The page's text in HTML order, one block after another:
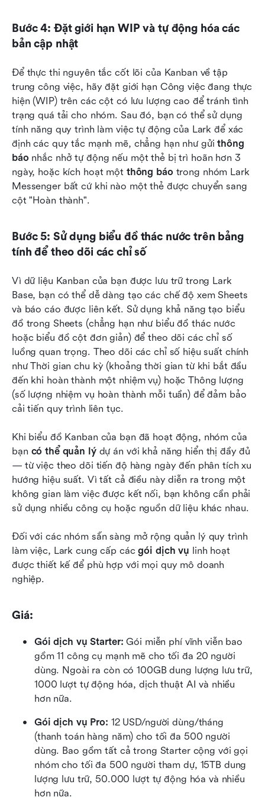
Bước 4: Đặt giới hạn WIP và tự động hóa các
bản cập nhật
Để thực thi nguyên tắc cốt lõi của Kanban về tập
trung công việc, hãy đặt giới hạn Công việc đang thực
hiện (WIP) trên các cột có lưu lượng cao để tránh tình
trạng quá tải cho nhóm. Sau đó, bạn có thể sử dụng
tính năng quy trình làm việc tự động của Lark để xác
định các quy tắc mạnh mẽ, chẳng hạn như gửi thông
báo nhắc nhở tự động nếu một thẻ bị trì hoãn hơn 3
ngày, hoặc kích hoạt một thông báo trong nhóm Lark
Messenger bất cứ khi nào một thẻ được chuyển sang
cột "Hoàn thành".
Bước 5: Sử dụng biểu đồ thác nước trên bảng
tính để theo dõi các chỉ số
Vì dữ liệu Kanban của bạn được lưu trữ trong Lark
Base, bạn có thể dễ dàng tạo các chế độ xem Sheets
và báo cáo được liên kết. Sử dụng khả năng tạo biểu
đồ trong Sheets (chẳng hạn như biểu đồ thác nước
hoặc biểu đồ cột đơn giản) để theo dõi các chỉ số
luồng quan trọng. Theo dõi các chỉ số hiệu suất chính
như Thời gian chu kỳ (khoảng thời gian từ khi bắt đầu
đến khi hoàn thành một nhiệm vụ) hoặc Thông lượng
(số lượng nhiệm vụ hoàn thành mỗi tuần) để đảm bảo
cải tiến quy trình liên tục.
Khi biểu đồ Kanban của bạn đã hoạt động, nhóm của
bạn có thể quản lý dự án với khả năng hiển thị đầy đủ
— từ việc theo dõi tiến độ hàng ngày đến phân tích xu
hướng hiệu suất. Vì tất cả điều này diễn ra trong một
không gian làm việc được kết nối, bạn không cần phải
sử dụng nhiều công cụ hoặc nguồn dữ liệu khác nhau.
Đối với các nhóm sẵn sàng mở rộng quản lý quy trình
làm việc, Lark cung cấp các gói dịch vụ linh hoạt
được thiết kế để phù hợp với mọi quy mô doanh
nghiệp.
Giá:
Gói dịch vụ Starter: Gói miễn phí vĩnh viễn bao
gồm 11 công cụ mạnh mẽ cho tối đa 20 người
dùng. Ngoài ra còn có 100GB dung lượng lưu trữ,
1000 lượt tự động hóa, dịch thuật AI và nhiều
hơn nữa.
Gói dịch vụ Pro: 12 USD/người dùng/tháng
(thanh toán hàng năm) cho tối đa 500 người
dùng. Bao gồm tất cả trong Starter cộng với gọi
nhóm cho tối đa 500 người tham dự, 15TB dung
lượng lưu trữ, 50.000 lượt tự động hóa và nhiều
hơn nữa.